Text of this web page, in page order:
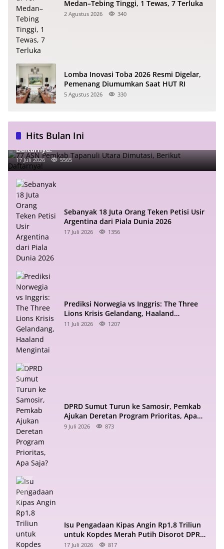
Medan–Tebing Tinggi, 1 Tewas, 7 Terluka
2 Agustus 2026 340
Lomba Inovasi Toba 2026 Resmi Digelar,
Pemenang Diumumkan Saat HUT RI
5 Agustus 2026 330
Hits Bulan Ini
77 ASN Pemkab Tapanuli Utara Dimutasi, Berikut
Daftarnya!
17 Juli 2026 5565
Sebanyak 18 Juta Orang Teken Petisi Usir
Argentina dari Piala Dunia 2026
17 Juli 2026 1356
Prediksi Norwegia vs Inggris: The Three
Lions Krisis Gelandang, Haaland
Mengintai
11 Juli 2026 1207
DPRD Sumut Turun ke Samosir, Pemkab
Ajukan Deretan Program Prioritas, Apa
Saja?
9 Juli 2026 873
Isu Pengadaan Kipas Angin Rp1,8 Triliun
untuk Kopdes Merah Putih Disorot DPR
RI
17 Juli 2026 817